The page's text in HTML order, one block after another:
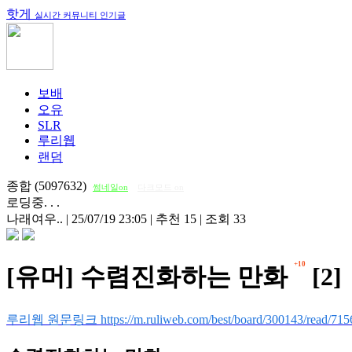
핫게 실시간 커뮤니티 인기글
보배
오유
SLR
루리웹
랜덤
종합 (5097632) 썸네일on
로딩중. . .
나래여우.. | 25/07/19 23:05 | 추천 15 | 조회 33
[유머] 수렴진화하는 만화 +10 [2]
루리웹 원문링크 https://m.ruliweb.com/best/board/300143/read/